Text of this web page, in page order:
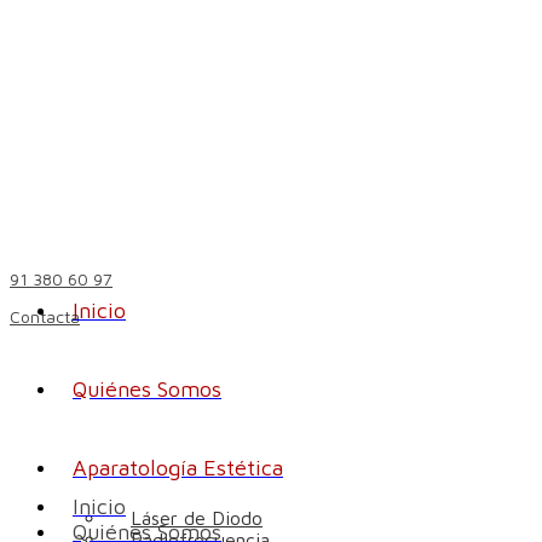
91 380 60 97
ContactaInicio
Quiénes Somos
Aparatología Estética
Láser de Diodo
Inicio
Quiénes Somos